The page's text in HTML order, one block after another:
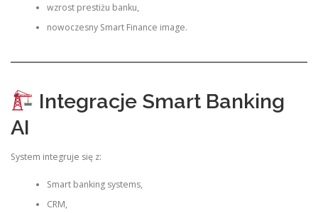
wzrost prestiżu banku,
nowoczesny Smart Finance image.
Integracje Smart Banking
AI
System integruje się z:
Smart banking systems,
CRM,